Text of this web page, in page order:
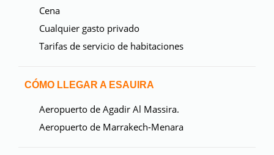
Cena
Cualquier gasto privado
Tarifas de servicio de habitaciones
CÓMO LLEGAR A ESAUIRA
Aeropuerto de Agadir Al Massira.
Aeropuerto de Marrakech-Menara